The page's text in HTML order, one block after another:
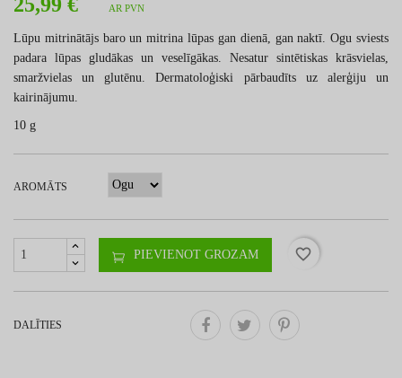
AR PVN
Lūpu mitrinātājs baro un mitrina lūpas gan dienā, gan naktī. Ogu sviests
padara lūpas gludākas un veselīgākas. Nesatur sintētiskas krāsvielas,
smaržvielas un glutēnu. Dermatoloģiski pārbaudīts uz alerģiju un
kairinājumu.
10 g
AROMĀTS
PIEVIENOT GROZAM favorite_border
DALĪTIES